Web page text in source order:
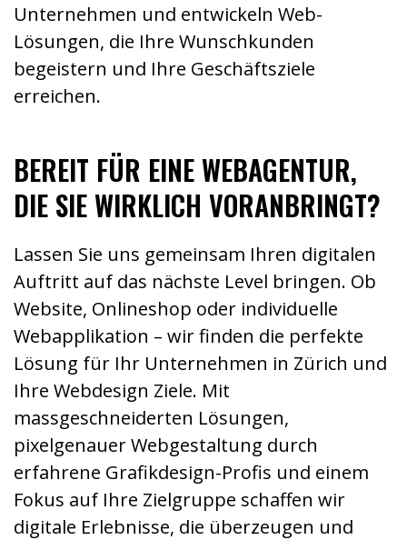
Unternehmen und entwickeln Web-
Lösungen, die Ihre Wunschkunden
begeistern und Ihre Geschäftsziele
erreichen.
BEREIT FÜR EINE WEBAGENTUR,
DIE SIE WIRKLICH VORANBRINGT?
Lassen Sie uns gemeinsam Ihren digitalen
Auftritt auf das nächste Level bringen. Ob
Website, Onlineshop oder individuelle
Webapplikation – wir finden die perfekte
Lösung für Ihr Unternehmen in Zürich und
Ihre Webdesign Ziele. Mit
massgeschneiderten Lösungen,
pixelgenauer Webgestaltung durch
erfahrene Grafikdesign-Profis und einem
Fokus auf Ihre Zielgruppe schaffen wir
digitale Erlebnisse, die überzeugen und